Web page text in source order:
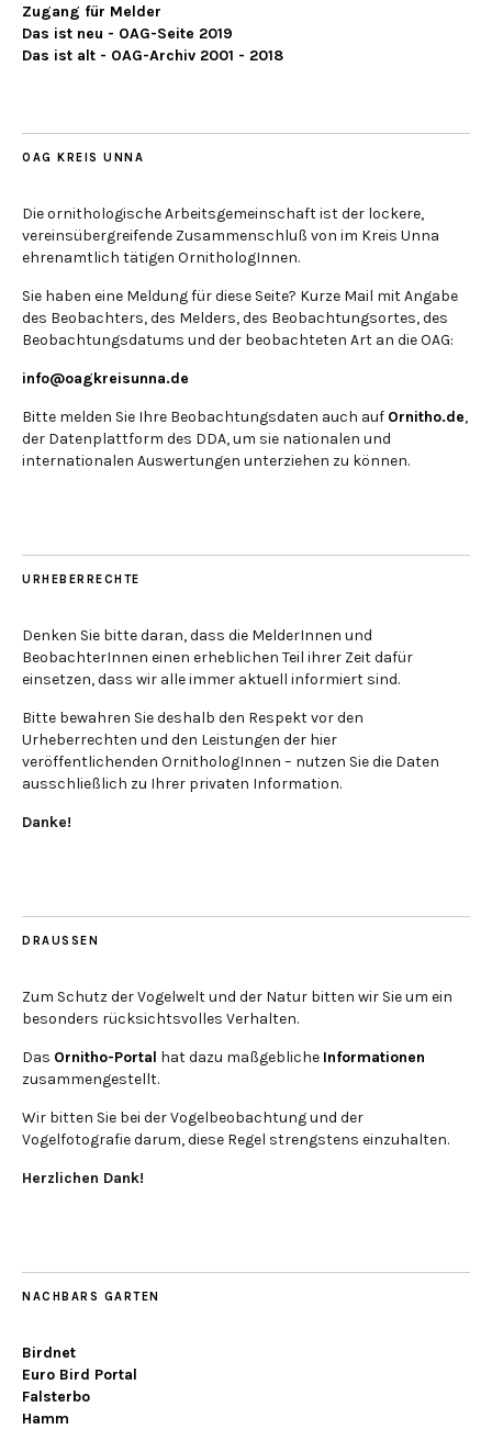
Zugang für Melder
Das ist neu - OAG-Seite 2019
Das ist alt - OAG-Archiv 2001 - 2018
OAG KREIS UNNA
Die ornithologische Arbeitsgemeinschaft ist der lockere,
vereinsübergreifende Zusammenschluß von im Kreis Unna
ehrenamtlich tätigen OrnithologInnen.
Sie haben eine Meldung für diese Seite? Kurze Mail mit Angabe
des Beobachters, des Melders, des Beobachtungsortes, des
Beobachtungsdatums und der beobachteten Art an die OAG:
info@oagkreisunna.de
Bitte melden Sie Ihre Beobachtungsdaten auch auf Ornitho.de,
der Datenplattform des DDA, um sie nationalen und
internationalen Auswertungen unterziehen zu können.
URHEBERRECHTE
Denken Sie bitte daran, dass die MelderInnen und
BeobachterInnen einen erheblichen Teil ihrer Zeit dafür
einsetzen, dass wir alle immer aktuell informiert sind.
Bitte bewahren Sie deshalb den Respekt vor den
Urheberrechten und den Leistungen der hier
veröffentlichenden OrnithologInnen – nutzen Sie die Daten
ausschließlich zu Ihrer privaten Information.
Danke!
DRAUSSEN
Zum Schutz der Vogelwelt und der Natur bitten wir Sie um ein
besonders rücksichtsvolles Verhalten.
Das Ornitho-Portal hat dazu maßgebliche Informationen
zusammengestellt.
Wir bitten Sie bei der Vogelbeobachtung und der
Vogelfotografie darum, diese Regel strengstens einzuhalten.
Herzlichen Dank!
NACHBARS GARTEN
Birdnet
Euro Bird Portal
Falsterbo
Hamm